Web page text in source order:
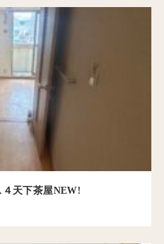
天下茶屋NEW!